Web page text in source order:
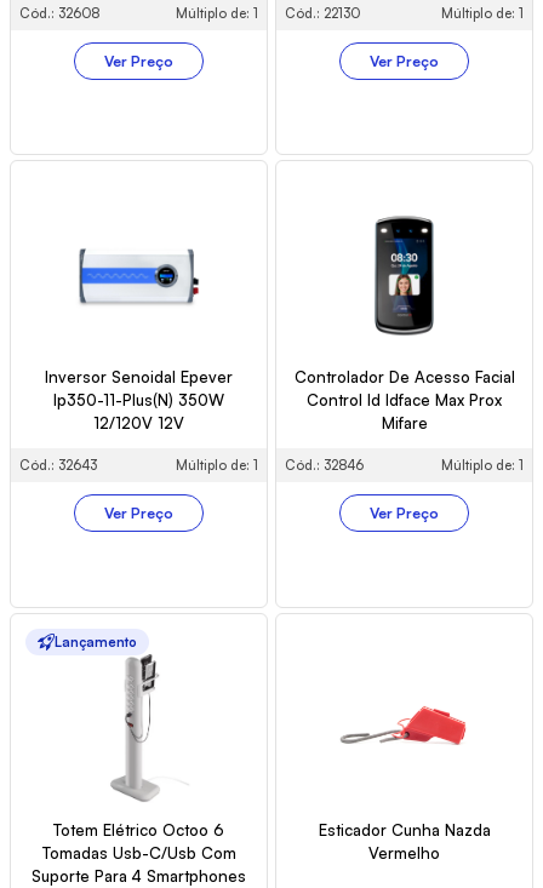
Cód.: 32608 Múltiplo de: 1
Ver Preço
Cód.: 22130 Múltiplo de: 1
Ver Preço
Inversor Senoidal Epever
Ip350-11-Plus(N) 350W
12/120V 12V
Cód.: 32643 Múltiplo de: 1
Ver Preço
Controlador De Acesso Facial
Control Id Idface Max Prox
Mifare
Cód.: 32846 Múltiplo de: 1
Ver Preço
Lançamento
Totem Elétrico Octoo 6
Tomadas Usb-C/Usb Com
Suporte Para 4 Smartphones
Esticador Cunha Nazda
Vermelho